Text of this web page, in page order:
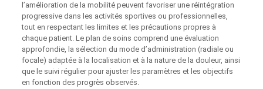
l’amélioration de la mobilité peuvent favoriser une réintégration
progressive dans les activités sportives ou professionnelles,
tout en respectant les limites et les précautions propres à
chaque patient. Le plan de soins comprend une évaluation
approfondie, la sélection du mode d’administration (radiale ou
focale) adaptée à la localisation et à la nature de la douleur, ainsi
que le suivi régulier pour ajuster les paramètres et les objectifs
en fonction des progrès observés.